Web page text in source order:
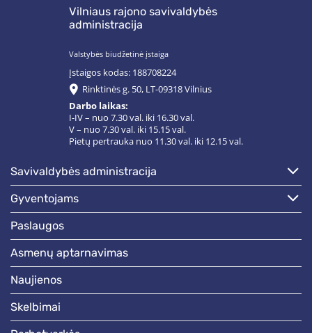
Vilniaus rajono savivaldybės
administracija
Valstybės biudžetinė įstaiga
Įstaigos kodas: 188708224
Rinktinės g. 50, LT-09318 Vilnius
Darbo laikas:
I-IV – nuo 7.30 val. iki 16.30 val.
V – nuo 7.30 val. iki 15.15 val.
Pietų pertrauka nuo 11.30 val. iki 12.15 val.
savivaldybės administracija
gyventojams
paslaugos
asmenų aptarnavimas
naujienos
skelbimai